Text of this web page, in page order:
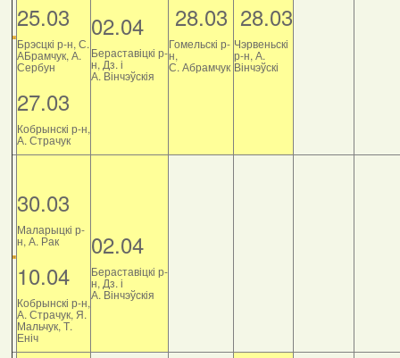
25.03
Брэсцкі р-н, С.
АБрамчук, А.
Сербун
27.03
Кобрынскі р-н,
А. Страчук
02.04
Бераставіцкі р-
н, Дз. і
А. Вінчэўскія
28.03
Гомельскі р-
н,
С. Абрамчук
28.03
Чэрвеньскі
р-н, А.
Вінчэўскі
30.03
Маларыцкі р-
н, А. Рак
10.04
Кобрынскі р-н,
А. Страчук, Я.
Мальчук, Т.
Еніч
02.04
Бераставіцкі р-
н, Дз. і
А. Вінчэўскія